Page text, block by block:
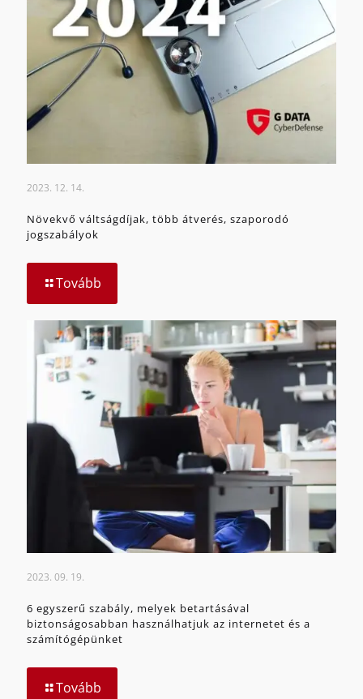
2023. 12. 14.
Növekvő váltságdíjak, több átverés, szaporodó
jogszabályok
Tovább
2023. 09. 19.
6 egyszerű szabály, melyek betartásával
biztonságosabban használhatjuk az internetet és a
számítógépünket
Tovább